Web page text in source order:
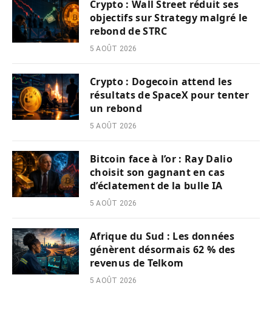
Crypto : Wall Street réduit ses
objectifs sur Strategy malgré le
rebond de STRC
5 AOÛT 2026
Crypto : Dogecoin attend les
résultats de SpaceX pour tenter
un rebond
5 AOÛT 2026
Bitcoin face à l’or : Ray Dalio
choisit son gagnant en cas
d’éclatement de la bulle IA
5 AOÛT 2026
Afrique du Sud : Les données
génèrent désormais 62 % des
revenus de Telkom
5 AOÛT 2026